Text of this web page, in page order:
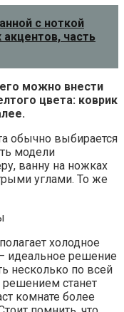
с ноткой
часть
можно внести
цвета: коврик
обычно выбирается
модели
ванну на ножках
углами. То же
холодное
идеальное решение
несколько по всей
станет
комнате более